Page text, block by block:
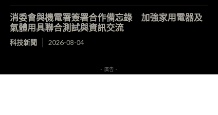
消委會與機電署簽署合作備忘錄 加強家用電器及
氣體用具聯合測試與資訊交流
科技新聞 2026-08-04
- 廣告 -